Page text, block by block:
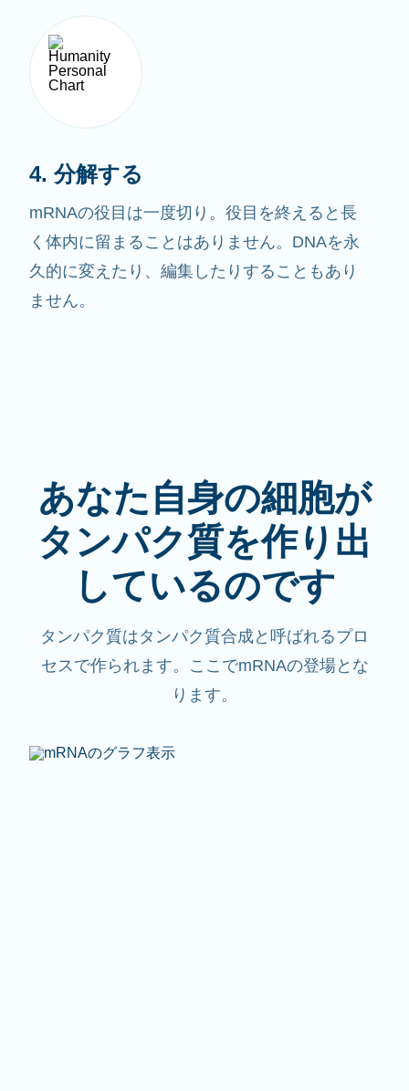
4. 分解する
mRNAの役目は一度切り。役目を終えると長
く体内に留まることはありません。DNAを永
久的に変えたり、編集したりすることもあり
ません。
あなた自身の細胞が
タンパク質を作り出
しているのです
タンパク質はタンパク質合成と呼ばれるプロ
セスで作られます。ここでmRNAの登場とな
ります。